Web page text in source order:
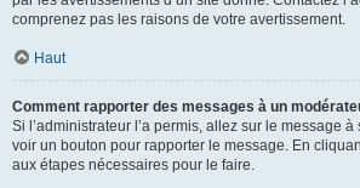
comprenez pas les raisons de votre avertissement.
Haut
Comment rapporter des messages à un
Si l’administrateur l’a permis, allez sur le message
voir un bouton pour rapporter le message. En
aux étapes nécessaires pour le faire.